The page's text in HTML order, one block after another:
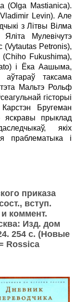
(Olga Mastianica).
Levin). Але
з Літвы Вілма
Мулевічутэ
(Vytautas Petronis),
(Chiho Fukushima),
і Ёка Аашыма,
аўтараў таксама
Мальтэ Рольф
гісторыі
Карстэн Бругеман
прыклад
якіх
праблематыка і
приказа
вступ.
коммент.
Изд. дом
254 c. (Новые
Rossica